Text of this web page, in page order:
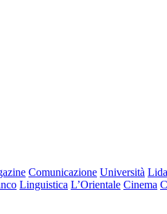
Comunicazione Università
Linguistica L’Orientale Cinema